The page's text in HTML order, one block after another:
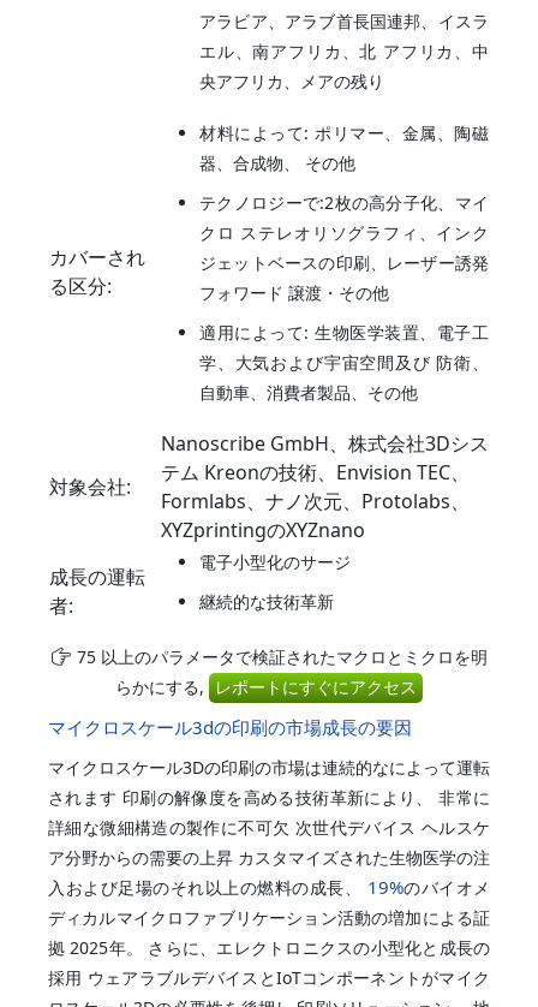
アラビア、アラブ首長国連邦、イスラ
エル、南アフリカ、北 アフリカ、中
央アフリカ、メアの残り
カバーされ
る区分:
材料によって: ポリマー、金属、陶磁
器、合成物、 その他
テクノロジーで:2枚の高分子化、マイ
クロ ステレオリソグラフィ、インク
ジェットベースの印刷、レーザー誘発
フォワード 譲渡・その他
適用によって: 生物医学装置、電子工
学、大気および宇宙空間及び 防衛、
自動車、消費者製品、その他
対象会社:
Nanoscribe GmbH、株式会社3Dシス
テム Kreonの技術、Envision TEC、
Formlabs、ナノ次元、Protolabs、
XYZprintingのXYZnano
成長の運転
者:
電子小型化のサージ
継続的な技術革新
75 以上のパラメータで検証されたマクロとミクロを明
らかにする, レポートにすぐにアクセス
マイクロスケール3dの印刷の市場成長の要因
マイクロスケール3Dの印刷の市場は連続的なによって運転
されます 印刷の解像度を高める技術革新により、 非常に
詳細な微細構造の製作に不可欠 次世代デバイス ヘルスケ
ア分野からの需要の上昇 カスタマイズされた生物医学の注
入および足場のそれ以上の燃料の成長、 19%のバイオメ
ディカルマイクロファブリケーション活動の増加による証
拠 2025年。 さらに、エレクトロニクスの小型化と成長の
採用 ウェアラブルデバイスとIoTコンポーネントがマイク